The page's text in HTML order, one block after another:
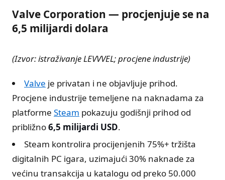
Valve Corporation — procjenjuje se na
6,5 milijardi dolara
(Izvor: istraživanje LEVVVEL; procjene industrije)
Valve je privatan i ne objavljuje prihod.
Procjene industrije temeljene na naknadama za
platforme Steam pokazuju godišnji prihod od
približno6,5 milijardi USD.
Steam kontrolira procijenjenih 75%+ tržišta
digitalnih PC igara, uzimajući 30% naknade za
većinu transakcija u katalogu od preko 50.000